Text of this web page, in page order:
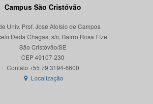
Campus São Cristóvão
Univ. Prof. José Aloísio de Campos
Deda Chagas, s/n, Bairro Rosa Elze
São Cristóvão/SE
CEP 49107-230
Localização